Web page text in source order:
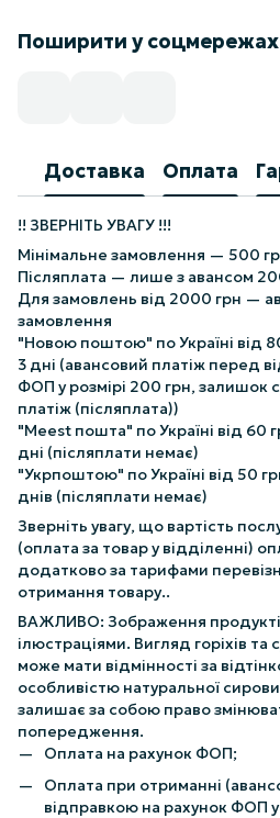
Поширити у соцмережах
Доставка Оплата
!! ЗВЕРНІТЬ УВАГУ !!!
Мінімальне замовлення — 500
Післяплата — лише з авансом
Для замовлень від 2000 грн —
замовлення
"Новою поштою" по Україні від
3 дні (авансовий платіж перед
ФОП у розмірі 200 грн, залишок
платіж (післяплата))
"Meest пошта" по Україні від 60
дні (післяплати немає)
"Укрпоштою" по Україні від 50
днів (післяплати немає)
Зверніть увагу, що вартість
(оплата за товар у відділенні)
додатково за тарифами
отримання товару..
ВАЖЛИВО: Зображення
ілюстраціями. Вигляд горіхів та
може мати відмінності за
особливістю натуральної
залишає за собою право
попередження.
Оплата на рахунок ФОП;
Оплата при отриманні
відправкою на рахунок ФОП у